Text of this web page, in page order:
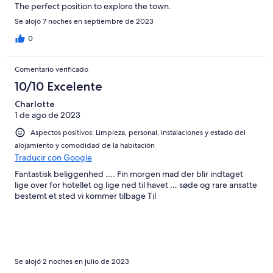
The perfect position to explore the town.
Se alojó 7 noches en septiembre de 2023
0
Comentario verificado
10/10 Excelente
Charlotte
1 de ago de 2023
Aspectos positivos: Limpieza, personal, instalaciones y estado del
alojamiento y comodidad de la habitación
Traducir con Google
Fantastisk beliggenhed …. Fin morgen mad der blir indtaget
lige over for hotellet og lige ned til havet … søde og rare ansatte
bestemt et sted vi kommer tilbage Til
Se alojó 2 noches en julio de 2023